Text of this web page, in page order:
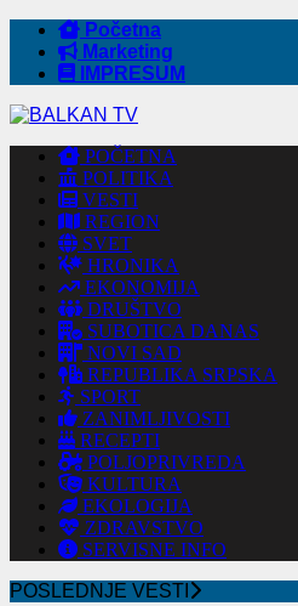
Početna
Marketing
IMPRESUM
POČETNA
POLITIKA
VESTI
REGION
SVET
HRONIKA
EKONOMIJA
DRUŠTVO
SUBOTICA DANAS
NOVI SAD
REPUBLIKA SRPSKA
SPORT
ZANIMLJIVOSTI
RECEPTI
POLJOPRIVREDA
KULTURA
EKOLOGIJA
ZDRAVSTVO
SERVISNE INFO
POSLEDNJE VESTI